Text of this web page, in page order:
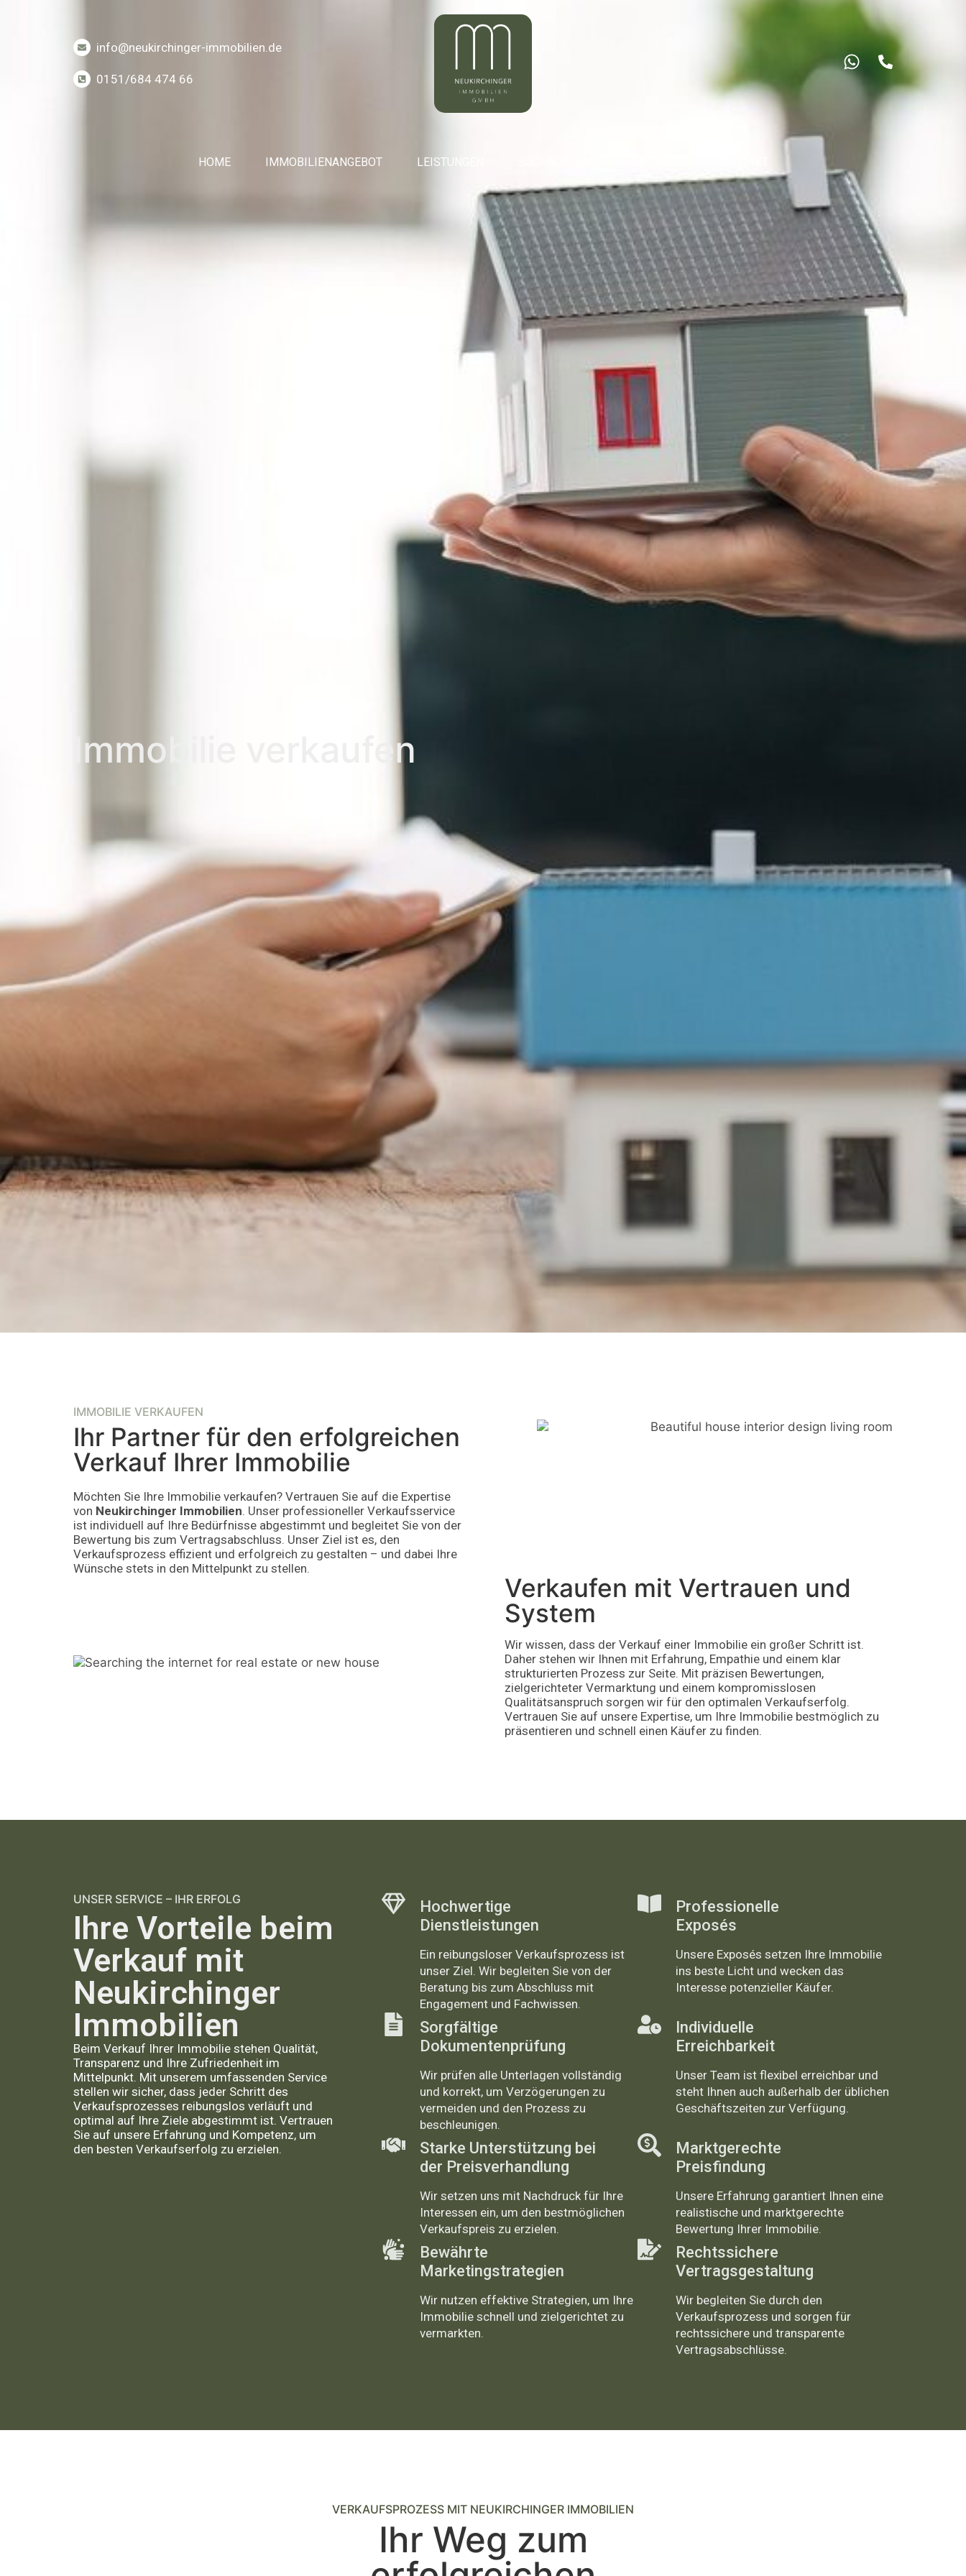
info@neukirchinger-immobilien.de
0151/684 474 66
HOME IMMOBILIENANGEBOT LEISTUNGEN
Immobilie verkaufen
IMMOBILIE VERKAUFEN
Ihr Partner für den erfolgreichen
Verkauf Ihrer Immobilie
Möchten Sie Ihre Immobilie verkaufen? Vertrauen Sie auf die Expertise
von Neukirchinger Immobilien. Unser professioneller Verkaufsservice
ist individuell auf Ihre Bedürfnisse abgestimmt und begleitet Sie von der
Bewertung bis zum Vertragsabschluss. Unser Ziel ist es, den
Verkaufsprozess effizient und erfolgreich zu gestalten – und dabei Ihre
Wünsche stets in den Mittelpunkt zu stellen.
Verkaufen mit Vertrauen und
System
Wir wissen, dass der Verkauf einer Immobilie ein großer Schritt ist.
Daher stehen wir Ihnen mit Erfahrung, Empathie und einem klar
strukturierten Prozess zur Seite. Mit präzisen Bewertungen,
zielgerichteter Vermarktung und einem kompromisslosen
Qualitätsanspruch sorgen wir für den optimalen Verkaufserfolg.
Vertrauen Sie auf unsere Expertise, um Ihre Immobilie bestmöglich zu
präsentieren und schnell einen Käufer zu finden.
UNSER SERVICE – IHR ERFOLG
Ihre Vorteile beim
Verkauf mit
Neukirchinger
Immobilien
Beim Verkauf Ihrer Immobilie stehen Qualität,
Transparenz und Ihre Zufriedenheit im
Mittelpunkt. Mit unserem umfassenden Service
stellen wir sicher, dass jeder Schritt des
Verkaufsprozesses reibungslos verläuft und
optimal auf Ihre Ziele abgestimmt ist. Vertrauen
Sie auf unsere Erfahrung und Kompetenz, um
den besten Verkaufserfolg zu erzielen.
Hochwertige
Dienstleistungen
Ein reibungsloser Verkaufsprozess ist
unser Ziel. Wir begleiten Sie von der
Beratung bis zum Abschluss mit
Engagement und Fachwissen.
Professionelle
Exposés
Unsere Exposés setzen Ihre Immobilie
ins beste Licht und wecken das
Interesse potenzieller Käufer.
Sorgfältige
Dokumentenprüfung
Wir prüfen alle Unterlagen vollständig
und korrekt, um Verzögerungen zu
vermeiden und den Prozess zu
beschleunigen.
Individuelle
Erreichbarkeit
Unser Team ist flexibel erreichbar und
steht Ihnen auch außerhalb der üblichen
Geschäftszeiten zur Verfügung.
Starke Unterstützung bei
der Preisverhandlung
Wir setzen uns mit Nachdruck für Ihre
Interessen ein, um den bestmöglichen
Verkaufspreis zu erzielen.
Marktgerechte
Preisfindung
Unsere Erfahrung garantiert Ihnen eine
realistische und marktgerechte
Bewertung Ihrer Immobilie.
Bewährte
Marketingstrategien
Wir nutzen effektive Strategien, um Ihre
Immobilie schnell und zielgerichtet zu
vermarkten.
Rechtssichere
Vertragsgestaltung
Wir begleiten Sie durch den
Verkaufsprozess und sorgen für
rechtssichere und transparente
Vertragsabschlüsse.
VERKAUFSPROZESS MIT NEUKIRCHINGER IMMOBILIEN
Ihr Weg zum